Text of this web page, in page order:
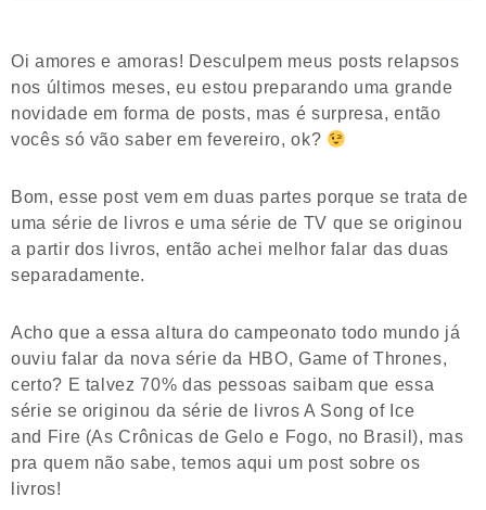
Oi amores e amoras! Desculpem meus posts relapsos
nos últimos meses, eu estou preparando uma grande
novidade em forma de posts, mas é surpresa, então
vocês só vão saber em fevereiro, ok?
Bom, esse post vem em duas partes porque se trata de
uma série de livros e uma série de TV que se originou
a partir dos livros, então achei melhor falar das duas
separadamente.
Acho que a essa altura do campeonato todo mundo já
ouviu falar da nova série da HBO, Game of Thrones,
certo? E talvez 70% das pessoas saibam que essa
série se originou da série de livros A Song of Ice
and Fire (As Crônicas de Gelo e Fogo, no Brasil), mas
pra quem não sabe, temos aqui um post sobre os
livros!